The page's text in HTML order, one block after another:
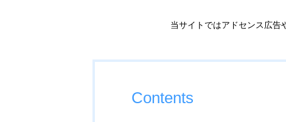
当サイトではアドセンス広告
Contents